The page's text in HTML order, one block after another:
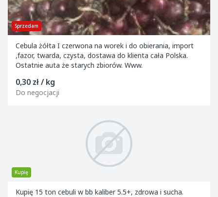
Sprzedam
Cebula żółta I czerwona na worek i do obierania, import
,fazor, twarda, czysta, dostawa do klienta cała Polska.
Ostatnie auta że starych zbiorów. Www.
0,30 zł / kg
Do negocjacji
Kupię
Kupię 15 ton cebuli w bb kaliber 5.5+, zdrowa i sucha.